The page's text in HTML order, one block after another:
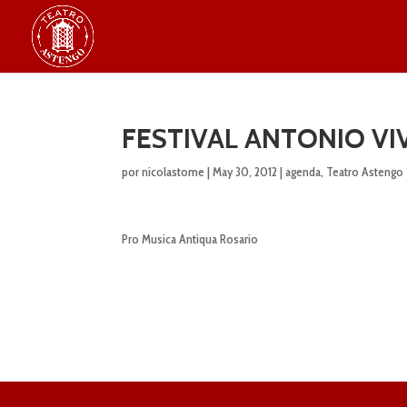
FESTIVAL ANTONIO
pornicolastome |May 30, 2012 |agenda, Teatro Astengo
Pro Musica Antiqua Rosario